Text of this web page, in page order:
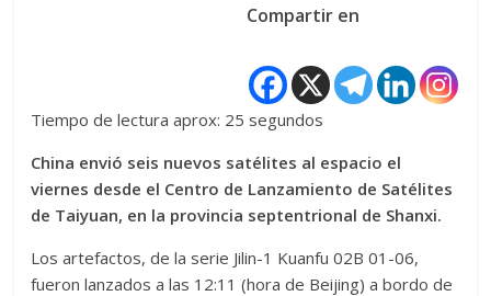
Compartir en
Tiempo de lectura aprox: 25 segundos
China envió seis nuevos satélites al espacio el
viernes desde el Centro de Lanzamiento de Satélites
de Taiyuan, en la provincia septentrional de Shanxi.
Los artefactos, de la serie Jilin-1 Kuanfu 02B 01-06,
fueron lanzados a las 12:11 (hora de Beijing) a bordo de